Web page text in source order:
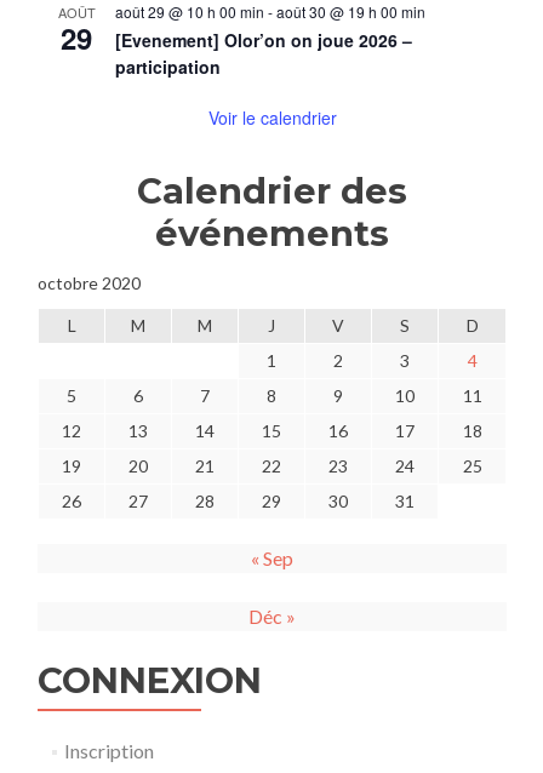
AOÛT
29
août 29 @ 10 h 00 min -août 30 @ 19 h 00 min
[Evenement] Olor’on on joue 2026 –
participation
Voir le calendrier
Calendrier des
événements
octobre 2020
L M M J V S
D
1
2 3
4
5
6 7 8 9 10
11
12
13 14 15 16 17
18
19
20 21 22 23 24
25
26
27 28 29 30 31
« Sep
Déc »
CONNEXION
Inscription